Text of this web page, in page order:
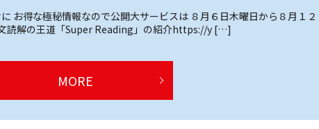
お得な極秘情報なので公開大サービスは ８月６日木曜日から８月１２
読解の王道「Super Reading」の紹介https://y […]
MORE